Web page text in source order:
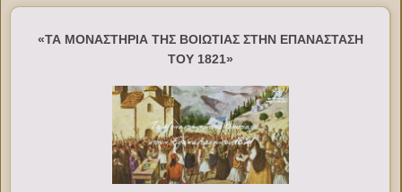
«ΤΑ ΜΟΝΑΣΤΗΡΙΑ ΤΗΣ ΒΟΙΩΤΙΑΣ ΣΤΗΝ ΕΠΑΝΑΣΤΑΣΗ
ΤΟΥ 1821»